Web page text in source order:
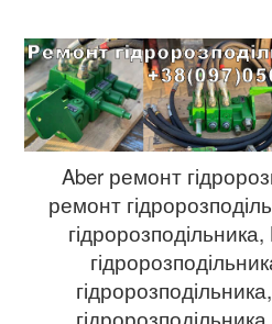
Aber ремонт
ремонт